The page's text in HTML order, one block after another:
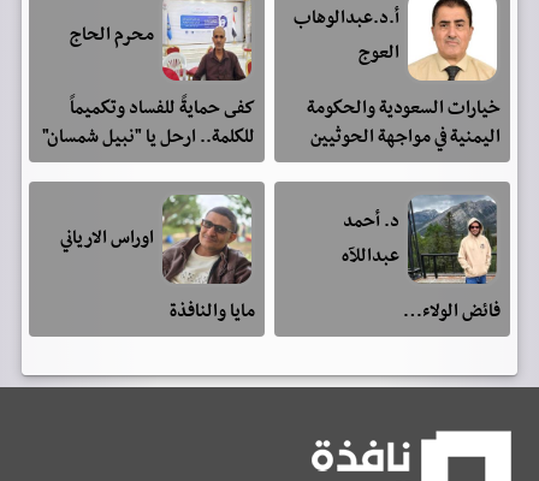
أ.د.عبدالوهاب
العوج
خيارات السعودية والحكومة
اليمنية في مواجهة الحوثيين
محرم الحاج
كفى حمايةً للفساد وتكميماً
للكلمة.. ارحل يا "نبيل شمسان"
د. أحمد
عبداللآه
فائض الولاء…
اوراس الارياني
مايا والنافذة